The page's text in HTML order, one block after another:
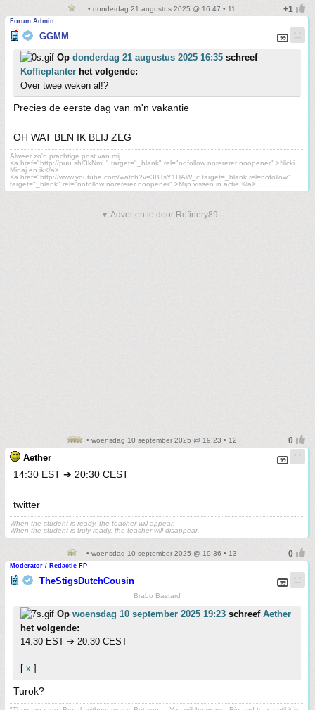
• donderdag 21 augustus 2025 @ 16:47 • 11
Forum Admin
GGMM
Op donderdag 21 augustus 2025 16:35 schreef
Koffieplanter het volgende:
Over twee weken al!?
Precies de eerste dag van m'n vakantie
OH WAT BEN IK BLIJ ZEG
Alweer zo'n prachtige post van mij.
<a href="http://puu.sh/3kNmL" target="_blank" rel="nofollow norererer noopener" >Nicki
Minaj en ik</a>
<a href="http://www.youtube.com/watch?v=3BTsY1HAW_c target=_blank rel=nofollow"
target="_blank" rel="nofollow norererer noopener" >Mijn vissen in actie.</a>
▼ Advertentie door Refinery89
• woensdag 10 september 2025 @ 19:23 • 12
Aether
14:30 EST ➔ 20:30 CEST
twitter
When the student is ready, the teacher will appear.
When the student is truly ready, the teacher will disappear.
• woensdag 10 september 2025 @ 19:36 • 13
Moderator / Redactie FP
TheStigsDutchCousin
Brabo Bastard
Op woensdag 10 september 2025 19:23 schreef Aether
het volgende:
14:30 EST ➔ 20:30 CEST
[ x ]
Turok?